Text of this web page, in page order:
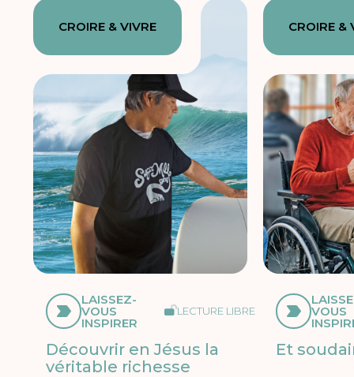
CROIRE & VIVRE
LAISSEZ-
VOUS
INSPIRER
LECTURE LIBRE
Découvrir en Jésus la
véritable richesse
CROIRE &
VOUS
Et